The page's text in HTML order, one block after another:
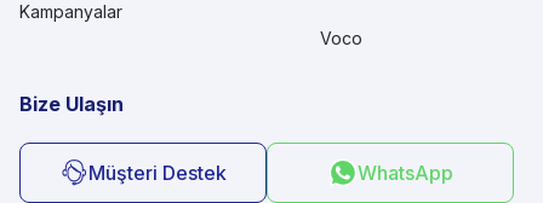
Kampanyalar
Voco
Bize Ulaşın
Müşteri Destek WhatsApp